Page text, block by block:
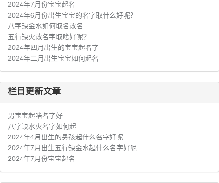
2024年7月份宝宝起名
2024年6月份出生宝宝的名字取什么好呢？
八字缺金水如何取名改名
五行缺火改名字取啥好呢？
2024年四月出生的宝宝起名字
2024年二月出生宝宝如何起名
栏目更新文章
男宝宝起啥名字好
八字缺水火名字如何起
2024年4月出生的男孩起什么名字好呢
2024年7月出生五行缺金水起什么名字好呢
2024年7月份宝宝起名